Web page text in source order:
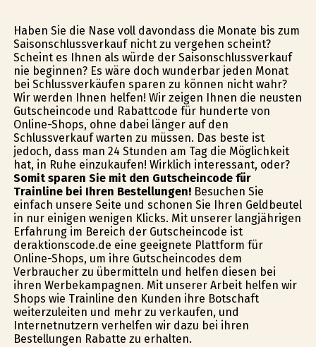
Haben Sie die Nase voll davondass die Monate bis zum
Saisonschlussverkauf nicht zu vergehen scheint?
Scheint es Ihnen als würde der Saisonschlussverkauf
nie beginnen? Es wäre doch wunderbar jeden Monat
bei Schlussverkäufen sparen zu können nicht wahr?
Wir werden Ihnen helfen! Wir zeigen Ihnen die neusten
Gutscheincode und Rabattcode für hunderte von
Online-Shops, ohne dabei länger auf den
Schlussverkauf warten zu müssen. Das beste ist
jedoch, dass man 24 Stunden am Tag die Möglichkeit
hat, in Ruhe einzukaufen! Wirklich interessant, oder?
Somit sparen Sie mit den Gutscheincode für
Trainline bei Ihren Bestellungen!Besuchen Sie
einfach unsere Seite und schonen Sie Ihren Geldbeutel
in nur einigen wenigen Klicks. Mit unserer langjährigen
Erfahrung im Bereich der Gutscheincode ist
deraktionscode.de eine geeignete Plattform für
Online-Shops, um ihre Gutscheincodes dem
Verbraucher zu übermitteln und helfen diesen bei
ihren Werbekampagnen. Mit unserer Arbeit helfen wir
Shops wie Trainline den Kunden ihre Botschaft
weiterzuleiten und mehr zu verkaufen, und
Internetnutzern verhelfen wir dazu bei ihren
Bestellungen Rabatte zu erhalten.